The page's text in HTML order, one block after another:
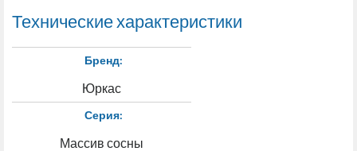
Технические характеристики
Бренд:
Юркас
Серия:
Массив сосны